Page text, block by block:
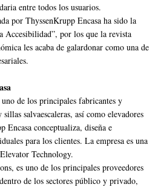
entre todos los usuarios.
por ThyssenKrupp Encasa ha sido la
Accesibilidad”, por los que la revista
les acaba de galardonar como una de
de los principales fabricantes y
salvaescaleras, así como elevadores
Encasa conceptualiza, diseña e
para los clientes. La empresa es una
Technology.
es uno de los principales proveedores
de los sectores público y privado,